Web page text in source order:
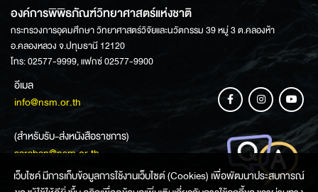
องค์การพิพิธภัณฑ์วิทยาศาสตร์แห่งชาติ
กระทรวงการอุดมศึกษา วิทยาศาสตร์วิจัยและนวัตกรรม 39 หมู่ 3 ต.คลองห้า
อ.คลองหลวง จ.ปทุมธานี 12120
โทร: 02577-9999, แฟกซ์ 02577-9900
อีเมล
info@nsm.or.th
(สำหรับรับ-ส่งหนังสือราชการ)
saraban@nsm.or.th
เว็บไซค์ มีการเก็บข้อมูลการใช้งานเว็บไซต์ (Cookies) เพื่อพัฒนาประสบการณ์